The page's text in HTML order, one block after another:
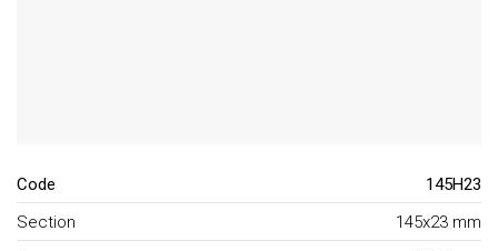
Code
145H23
Section
145x23 mm